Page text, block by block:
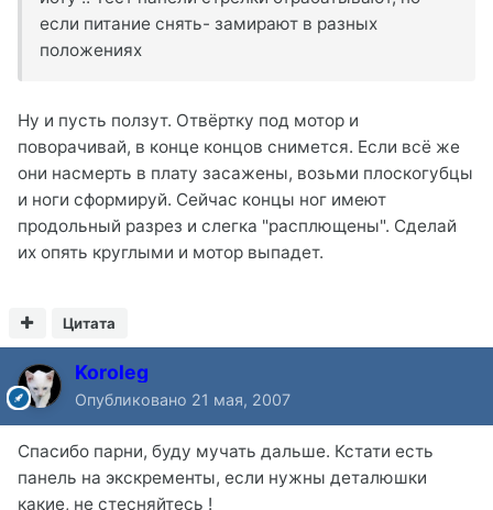
если питание снять- замирают в разных
положениях
Ну и пусть ползут. Отвёртку под мотор и
поворачивай, в конце концов снимется. Если всё же
они насмерть в плату засажены, возьми плоскогубцы
и ноги сформируй. Сейчас концы ног имеют
продольный разрез и слегка "расплющены". Сделай
их опять круглыми и мотор выпадет.
Цитата
Koroleg
Опубликовано 21 мая, 2007
Спасибо парни, буду мучать дальше. Кстати есть
панель на экскременты, если нужны деталюшки
какие, не стесняйтесь !